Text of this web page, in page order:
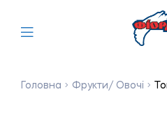
Головна Фрукти/ Овочі